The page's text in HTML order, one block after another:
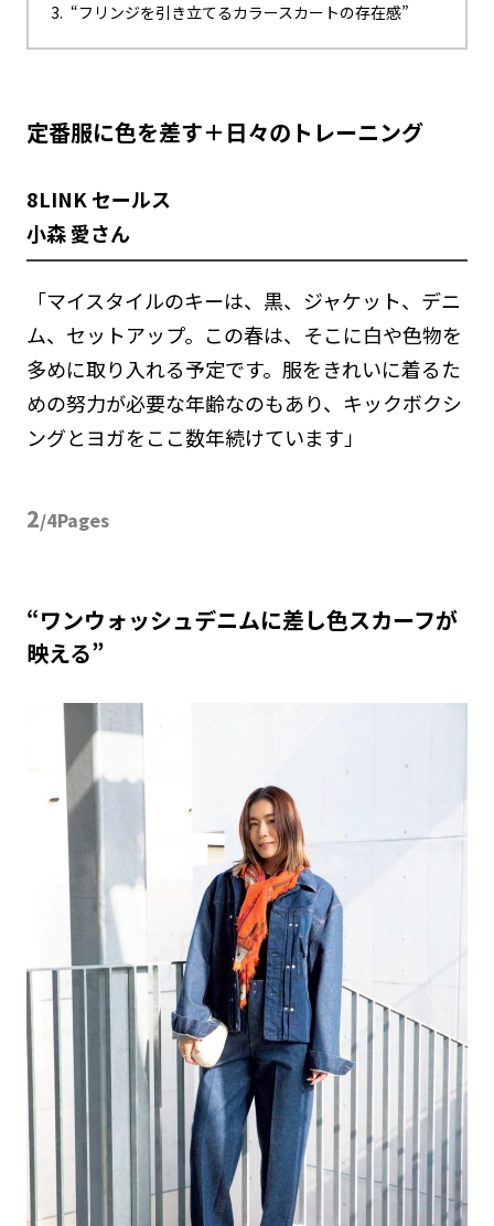
“フリンジを引き立てるカラースカートの存在感”
定番服に色を差す＋日々のトレーニング
8LINK セールス
小森 愛さん
「マイスタイルのキーは、黒、ジャケット、デニ
ム、セットアップ。この春は、そこに白や色物を
多めに取り入れる予定です。服をきれいに着るた
めの努力が必要な年齢なのもあり、キックボクシ
ングとヨガをここ数年続けています」
2/4Pages
“ワンウォッシュデニムに差し色スカーフが
映える”